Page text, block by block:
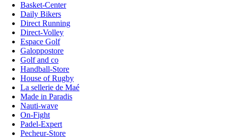
Basket-Center
Daily Bikers
Direct Running
Direct-Volley
Espace Golf
Galoppostore
Golf and co
Handball-Store
House of Rugby
La sellerie de Maé
Made in Paradis
Nauti-wave
On-Fight
Padel-Expert
Pecheur-Store